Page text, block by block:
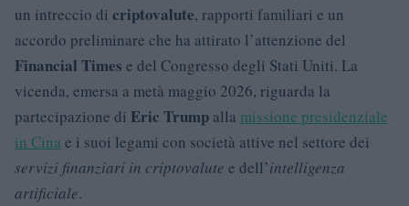
un intreccio di criptovalute, rapporti familiari e un
accordo preliminare che ha attirato l’attenzione del
Financial Times e del Congresso degli Stati Uniti. La
vicenda, emersa a metà maggio 2026, riguarda la
partecipazione di Eric Trump alla missione presidenziale
in Cina e i suoi legami con società attive nel settore dei
servizi finanziari in criptovalute e dell’intelligenza
artificiale.